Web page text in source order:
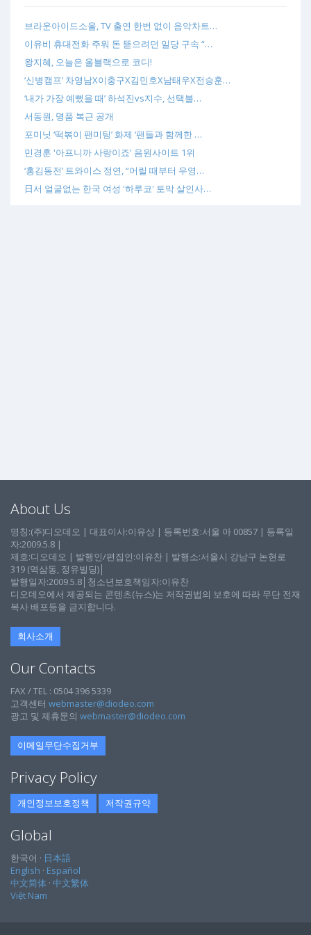
브라운아이드소울, TV 출연 한번 없이 음악차트…
이유비 휴대전화 주워 돈 뜯으려던 일당 구속 “…
왕지혜, 오늘은 올블랙으로 코디!
‘신병캠프’ 차영남X이충구X김민호X남태우X전승훈…
‘내가 가장 예뻤을 때’ 하석진vs지수, 선택불…
서동원, 명품 복근 공개
포미닛 ‘떡볶이 팬미팅’ 화제 ‘팬들과 함께한 …
민경훈 '아프니까 사랑이죠' 음원사이트 1위
‘홍김동전’ 트와이스 정연, “어릴 때부터 우영…
日서 얼굴없는 한국 여성 '하루코' 토막 살인사…
About Us
명칭:(주)디오데오 | 대표이사:이유상 | 등록번호:서울 아 00857 | 등록일
자:2009.5.8 |
제호:디오데오 | 발행인/편집인:이유찬 | 발행소:서울시 강남구 논현로
319 (역삼동, 정유빌딩)│
발행일자:2009.5.8│청소년보호책임자:이유찬
디오데오에서 제공되는 콘텐츠(뉴스)는 저작권법의 보호에 따라 무단 전재
복사 배포등을 금지합니다.
회사소개
Our Contacts
FAX / TEL : 0504 396 5339
고객센터 webmaster@diodeo.com
광고 및 제휴문의 webmaster@diodeo.com
이메일무단수집거부
Privacy Policy
개인정보보호정책 저작권규약
Global
한국어 · 日本語
English · Español
中文简体 · 中文繁体
Việt Nam